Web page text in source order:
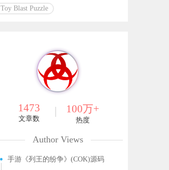
Toy Blast Puzzle
1473
文章数
100万+
热度
Author Views
手游《列王的纷争》(COK)源码